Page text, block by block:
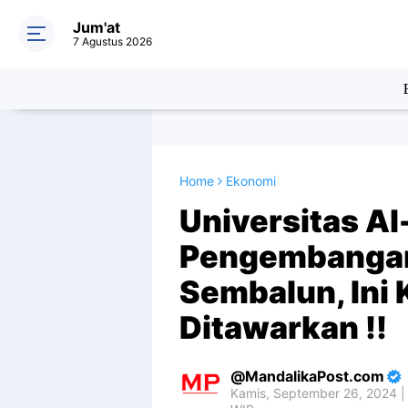
Jum'at
7 Agustus 2026
Home Ekonomi
Universitas
Sembalun, Ini
Ditawarkan !!
MandalikaPost.com
Kamis, September 26, 2024 |